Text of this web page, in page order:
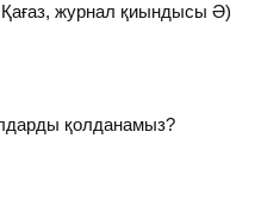
журнал қиындысы Ә)
қолданамыз?